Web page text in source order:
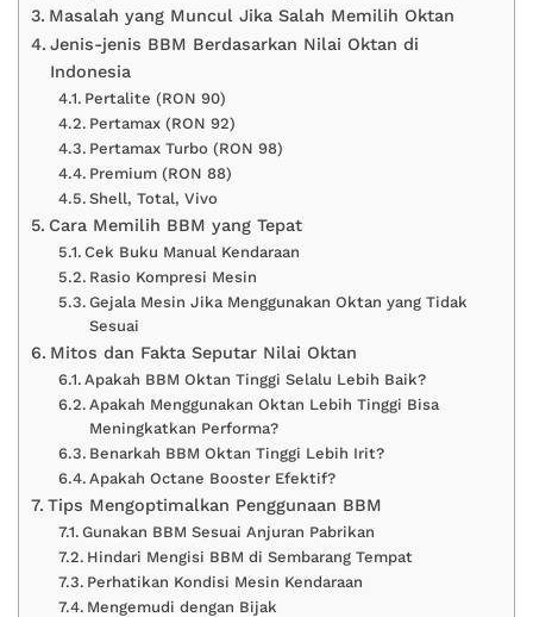
Masalah yang Muncul Jika Salah Memilih Oktan
Jenis-jenis BBM Berdasarkan Nilai Oktan di
Indonesia
Pertalite (RON 90)
Pertamax (RON 92)
Pertamax Turbo (RON 98)
Premium (RON 88)
Shell, Total, Vivo
Cara Memilih BBM yang Tepat
Cek Buku Manual Kendaraan
Rasio Kompresi Mesin
Gejala Mesin Jika Menggunakan Oktan yang Tidak
Sesuai
Mitos dan Fakta Seputar Nilai Oktan
Apakah BBM Oktan Tinggi Selalu Lebih Baik?
Apakah Menggunakan Oktan Lebih Tinggi Bisa
Meningkatkan Performa?
Benarkah BBM Oktan Tinggi Lebih Irit?
Apakah Octane Booster Efektif?
Tips Mengoptimalkan Penggunaan BBM
Gunakan BBM Sesuai Anjuran Pabrikan
Hindari Mengisi BBM di Sembarang Tempat
Perhatikan Kondisi Mesin Kendaraan
Mengemudi dengan Bijak